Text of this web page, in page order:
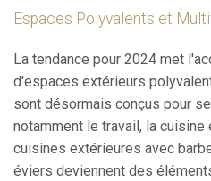
Espaces Polyvalents et
La tendance pour 2024 met
d'espaces extérieurs
sont désormais conçus pour
notamment le travail, la
cuisines extérieures avec
éviers deviennent des
Ces cookies sont utilisés pour
les préférences et les choix
grâce à l'observation continue
navigation. Grâce à eux, nous
habitudes de navigation sur le
publicités liées au profil de